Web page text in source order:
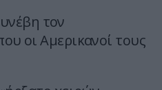
τον
οι Αμερικανοί τους